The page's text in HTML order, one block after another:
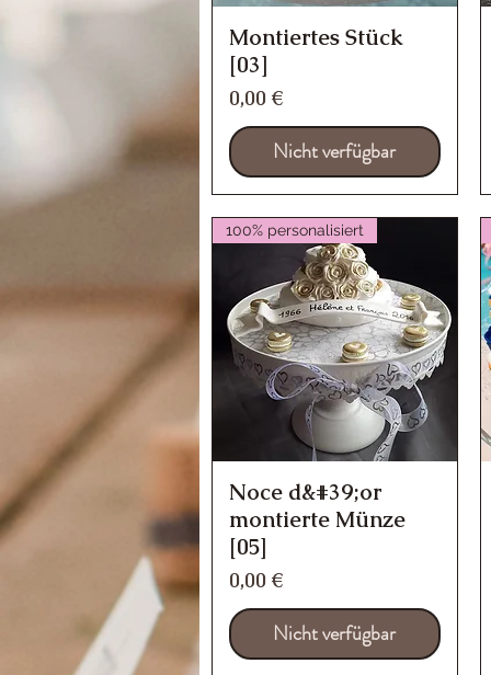
Schnellansicht
Montiertes Stück
[03]
Preis
0,00 €
Nicht verfügbar
Schnellansicht
100% personalisiert
Noce d&#39;or
montierte Münze
[05]
Preis
0,00 €
Nicht verfügbar